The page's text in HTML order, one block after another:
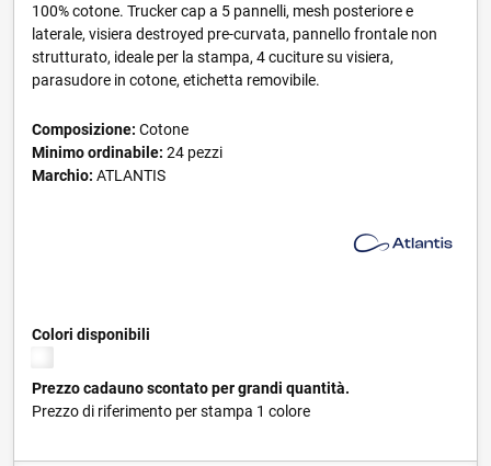
100% cotone. Trucker cap a 5 pannelli, mesh posteriore e
laterale, visiera destroyed pre-curvata, pannello frontale non
strutturato, ideale per la stampa, 4 cuciture su visiera,
parasudore in cotone, etichetta removibile.
Composizione: Cotone
Minimo ordinabile: 24 pezzi
Marchio: ATLANTIS
Colori disponibili
Prezzo cadauno scontato per grandi quantità.
Prezzo di riferimento per stampa 1 colore